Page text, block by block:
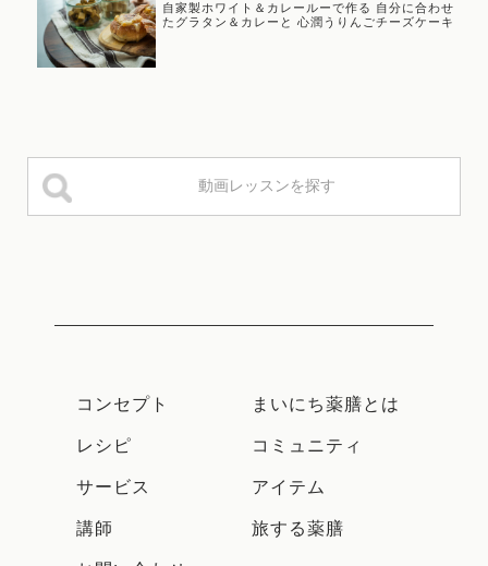
自家製ホワイト＆カレールーで作る 自分に合わせ
たグラタン＆カレーと 心潤うりんごチーズケーキ
コンセプト まいにち薬膳とは
レシピ コミュニティ
サービス アイテム
講師 旅する薬膳